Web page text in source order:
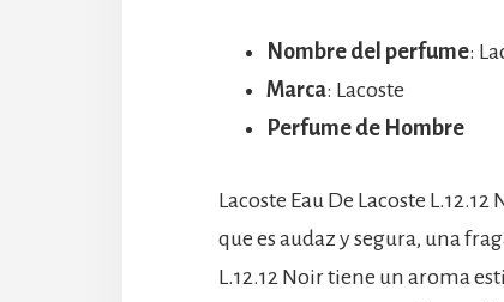
Nombre del perfume:
Marca: Lacoste
Perfume de Hombre
Lacoste Eau De Lacoste
que es audaz y segura, una
L.12.12 Noir tiene un aroma